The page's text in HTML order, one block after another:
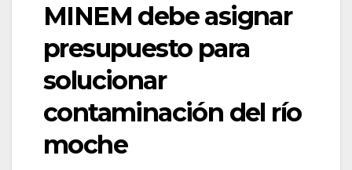
MINEM debe asignar
presupuesto para
solucionar
contaminación del río
moche